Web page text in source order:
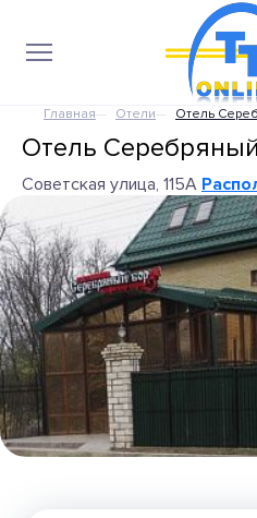
Главная Отели Отель
Отель
Советская улица, 115А